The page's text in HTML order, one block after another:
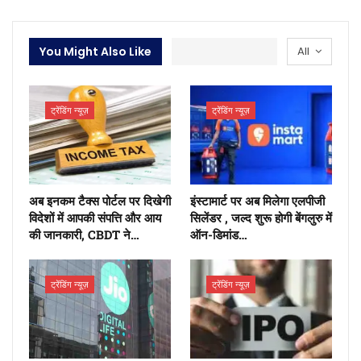
All
You Might Also Like
ट्रेंडिंग न्यूज़
अब इनकम टैक्स पोर्टल पर दिखेगी
विदेशों में आपकी संपत्ति और आय
की जानकारी, CBDT ने…
ट्रेंडिंग न्यूज़
इंस्टामार्ट पर अब मिलेगा एलपीजी
सिलेंडर , जल्द शुरू होगी बेंगलुरु में
ऑन-डिमांड…
ट्रेंडिंग न्यूज़ ट्रेंडिंग न्यूज़